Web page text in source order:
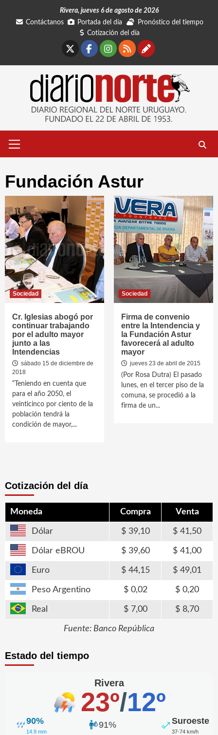
Rivera, jueves 6 de agosto de 2026
Contáctanos
Portada del día
Pronóstico del tiempo
Cotización del día
Facebook
Instagram
RSSContáctanos
primario
Fundación Astur
Sociedad
Cr. Iglesias abogó por
continuar trabajando
por el adulto mayor
junto a las
Intendencias
sábado 15 de diciembre de
2018
“Teniendo en cuenta que
para el año 2050, el
veinticinco por ciento de la
población tendrá la
condición de mayor,...
Sociedad
Firma de convenio
entre la Intendencia y
la Fundación Astur
favorecerá al adulto
mayor
jueves 23 de abril de 2015
(Por Rosa Dutra) El pasado
lunes, en el tercer piso de la
comuna, se procedió a la
firma de un...
Cotización del día
Moneda Compra Venta
Dólar 39,10 41,50
Dólar eBROU 39,60 41,00
Euro 44,15 49,01
Peso Argentino 0,02 0,20
Real 7,00 8,70
Fuente: Banco República
Estado del tiempo
Rivera
23º/12º
90%
14.9 mm
91% Suroeste
37-74 km/h